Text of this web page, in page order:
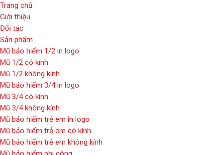
Trang chủ
Giới thiệu
Đối tác
Sản phẩm
Mũ bảo hiểm 1/2 in logo
Mũ 1/2 có kính
Mũ 1/2 không kính
Mũ bảo hiểm 3/4 in logo
Mũ 3/4 có kính
Mũ 3/4 không kính
Mũ bảo hiểm trẻ em in logo
Mũ bảo hiểm trẻ em có kính
Mũ bảo hiểm trẻ em không kính